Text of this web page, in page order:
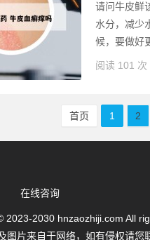
请问牛皮鲜
水分，减少
候，要做好
阅读 101 次
首页 1 2
在线咨询
2023-2030 hnzaozhiji.com All
图片来自于网络，如有侵权请您